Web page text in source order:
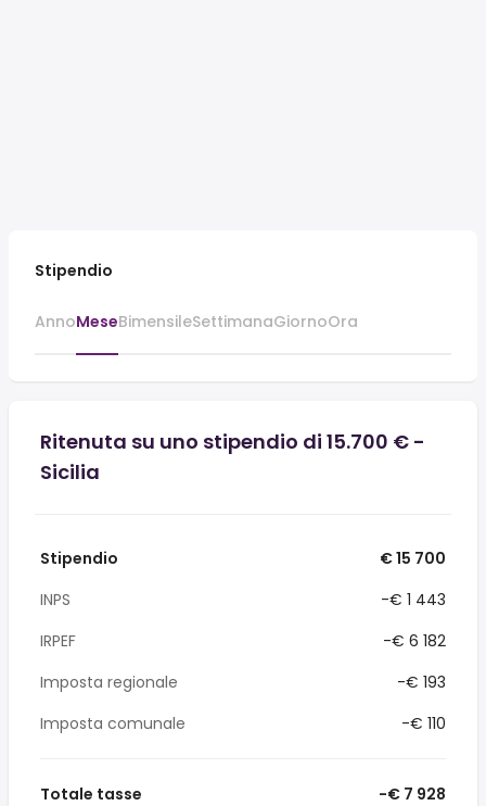
Stipendio
AnnoMeseBimensileSettimanaGiornoOra
Ritenuta su uno stipendio di 15.700 € -
Sicilia
Stipendio
€ 15 700
INPS
-€ 1 443
IRPEF
-€ 6 182
Imposta regionale
-€ 193
Imposta comunale
-€ 110
Totale tasse -€ 7 928